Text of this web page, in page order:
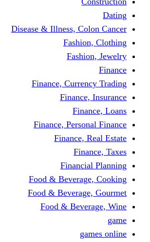
Disease & Illness,
Finance,
Finance,
Finance,
Food &
Food &
Food &